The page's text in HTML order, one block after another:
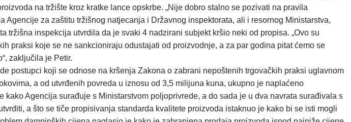
na tržište kroz kratke lance opskrbe. „Nije dobro stalno se pozivati na pravila
za zaštitu tržišnog natjecanja i Državnog inspektorata, ali i resornog Ministarstva,
inspekcija utvrdila da je svaki 4 nadzirani subjekt kršio neki od propisa. „Ovo su
praksi koje se ne sankcioniraju odustajati od proizvodnje, a za par godina pitat ćemo se
zaključila je Petir.
postupci koji se odnose na kršenja Zakona o zabrani nepoštenih trgovačkih praksi uglavnom
a od utvrđenih povreda u iznosu od 3,5 milijuna kuna, ukupno je naplaćeno
Agencija surađuje s Ministarstvom poljoprivrede, a do sada je u dva navrata surađivala s
a što se tiče propisivanja standarda kvalitete proizvoda istaknuo je kako bi se isti mogli